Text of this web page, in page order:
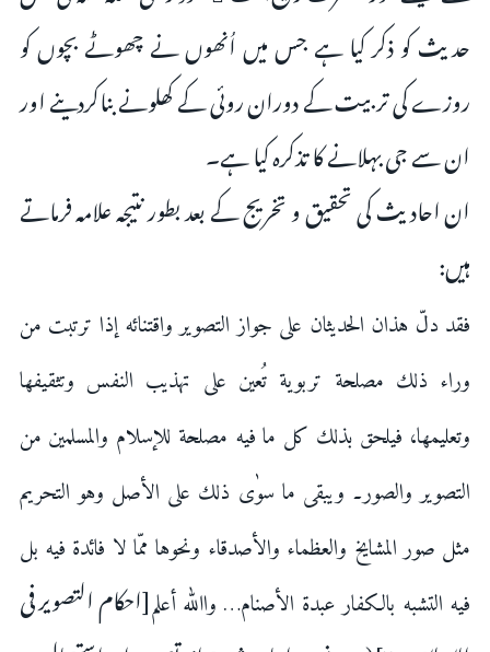
حدیث کو ذکر کیا ہے جس میں اُنھوں نے چھوٹے بچوں کو
روزے کی تربیت کے دوران روئی کے کھلونے بناکردینے اور
ان سے جی بہلانے کا تذکرہ کیا ہے۔
ان احادیث کی تحقیق و تخریج کے بعد بطور نتیجہ علامہ فرماتے
ہیں:
فقد دلّ هذان الحدیثان علی جواز التصویر واقتنائه إذا ترتبت من
وراء ذلك مصلحة تربویة تُعین علی تهذیب النفس وتثقیفها
وتعلیمها، فیلحق بذلك کل ما فیه مصلحة للإسلام والمسلمین من
التصویر والصور۔ ویبقی ما سوٰی ذلك علی الأصل وهو التحریم
مثل صور المشایخ والعظماء والأصدقاء ونحوها ممّا لا فائدة فیه بل
فیه التشبه بالکفار عبدة الأصنام… واﷲ أعلم[احکام التصویر فی